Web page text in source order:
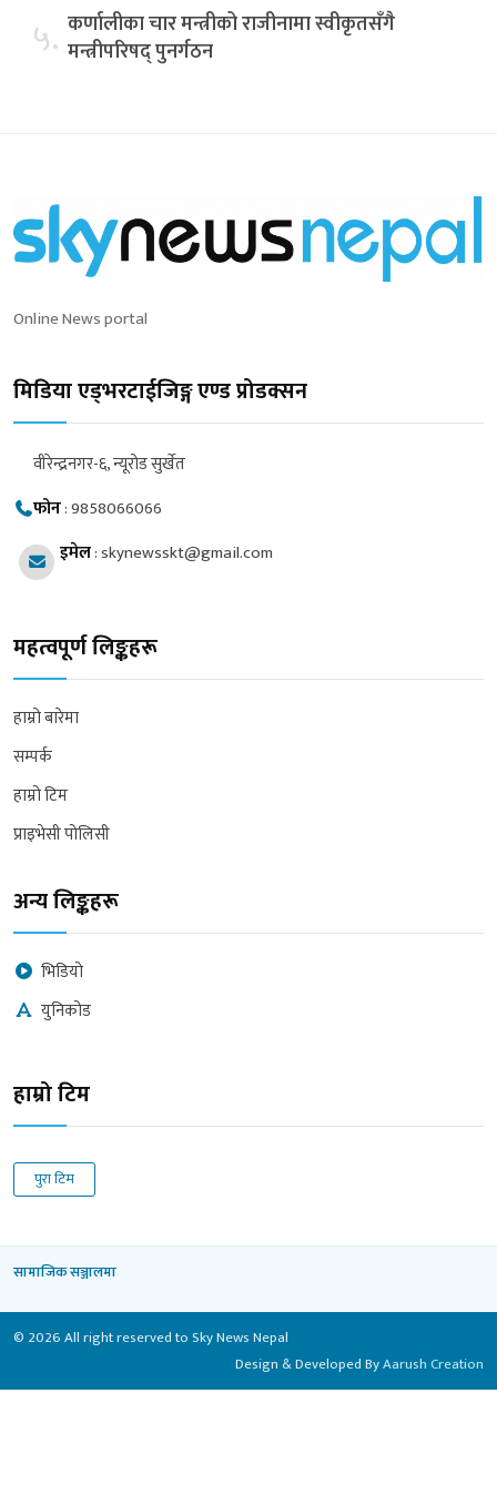
५. कर्णालीका चार मन्त्रीको राजीनामा स्वीकृतसँगै
मन्त्रीपरिषद् पुनर्गठन
Online News portal
मिडिया एड्भरटाईजिङ्ग एण्ड प्रोडक्सन
वीरेन्द्रनगर-६, न्यूरोड सुर्खेत
फोन:9858066066
इमेल:skynewsskt@gmail.com
महत्वपूर्ण लिङ्कहरू
हाम्रो बारेमा
सम्पर्क
हाम्रो टिम
प्राइभेसी पोलिसी
अन्य लिङ्कहरू
भिडियो
युनिकोड
हाम्रो टिम
पुरा टिम
सामाजिक सञ्जालमा
© 2026 All right reserved to Sky News Nepal
Design & Developed ByAarush Creation